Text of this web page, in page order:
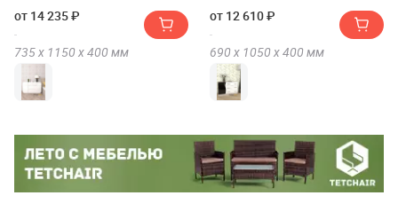
от 14 235 ₽
735 х 1150 х400 мм
от 12 610 ₽
690 х 1050 х400 мм